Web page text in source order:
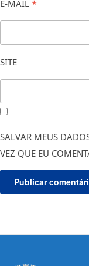
E-MAIL *
SITE
SALVAR MEUS
VEZ QUE EU